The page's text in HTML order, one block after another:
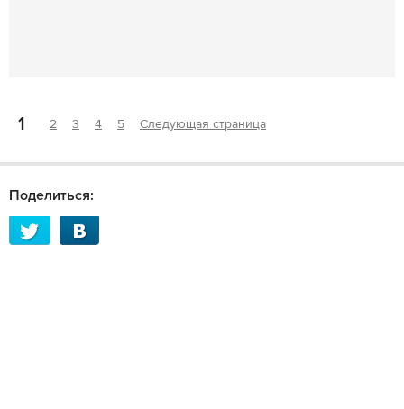
1 2 3 4 5 Следующая страница
Поделиться: